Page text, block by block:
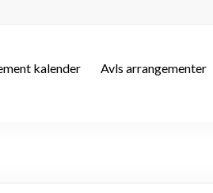
kalender Avls arrangementer